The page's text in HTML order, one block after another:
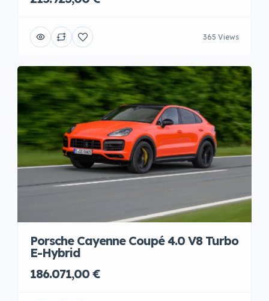
365 Views
Porsche Cayenne Coupé 4.0 V8 Turbo
E-Hybrid
186.071,00 €